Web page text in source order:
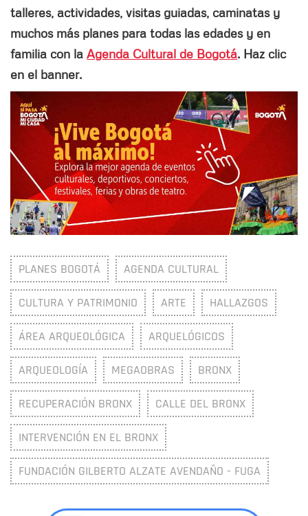
talleres, actividades, visitas guiadas, caminatas y
muchos más planes para todas las edades y en
familia con la Agenda Cultural de Bogotá. Haz clic
en el banner.
PLANES BOGOTÁ AGENDA CULTURAL
CULTURA Y PATRIMONIO ARTE HALLAZGOS
ÁREA ARQUEOLÓGICA ARQUELÓGICOS
ARQUEOLOGÍA MEGAOBRAS BRONX
RECUPERACIÓN BRONX CALLE DEL BRONX
INTERVENCIÓN EN EL BRONX
FUNDACIÓN GILBERTO ALZATE AVENDAÑO - FUGA